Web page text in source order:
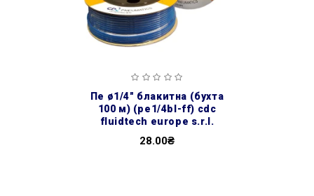
пе ø1/4″ блакитна (бухта
100 м) (pe1/4bl-ff) cdc
fluidtech europe s.r.l.
28.00₴